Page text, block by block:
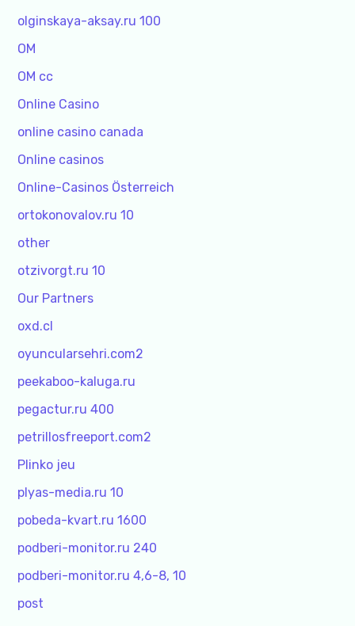
olginskaya-aksay.ru 100
OM
OM cc
Online Casino
online casino canada
Online casinos
Online-Casinos Österreich
ortokonovalov.ru 10
other
otzivorgt.ru 10
Our Partners
oxd.cl
oyuncularsehri.com2
peekaboo-kaluga.ru
pegactur.ru 400
petrillosfreeport.com2
Plinko jeu
plyas-media.ru 10
pobeda-kvart.ru 1600
podberi-monitor.ru 240
podberi-monitor.ru 4,6-8, 10
post